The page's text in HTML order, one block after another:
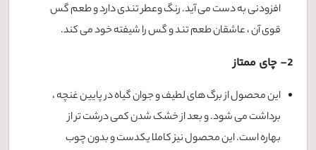
افزودنی به دست می آید. رنگ وعطر تندی دارد و طعم گس
قوی آن ، عاشقان طعم تند و گس را شیفته خود می کند.
2- چای ممتاز
این محصول از برگ های لطیف و جوان گیاه در پایین غنچه ،
برداشت می شود. و بعد از خشک شدن کمی درشت تر از
بهاره است. این محصول نیز کاملا یکدست و بدون چوب